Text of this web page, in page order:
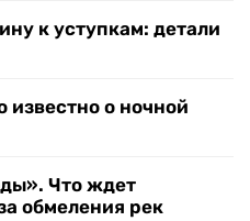
к уступкам: детали
известно о ночной
Что ждет
обмеления рек